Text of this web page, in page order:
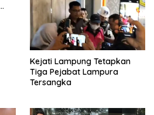
Kejati Lampung Tetapkan
Tiga Pejabat Lampura
Tersangka